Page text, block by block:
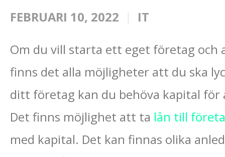
FEBRUARI 10, 2022 IT
Om du vill starta ett eget företag och
finns det alla möjligheter att du ska
ditt företag kan du behöva kapital
Det finns möjlighet att ta lån till
med kapital. Det kan finnas olika